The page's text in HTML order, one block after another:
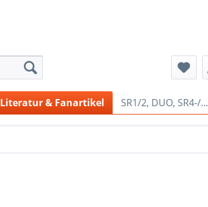
Literatur & Fanartikel SR1/2, DUO, SR4-/...